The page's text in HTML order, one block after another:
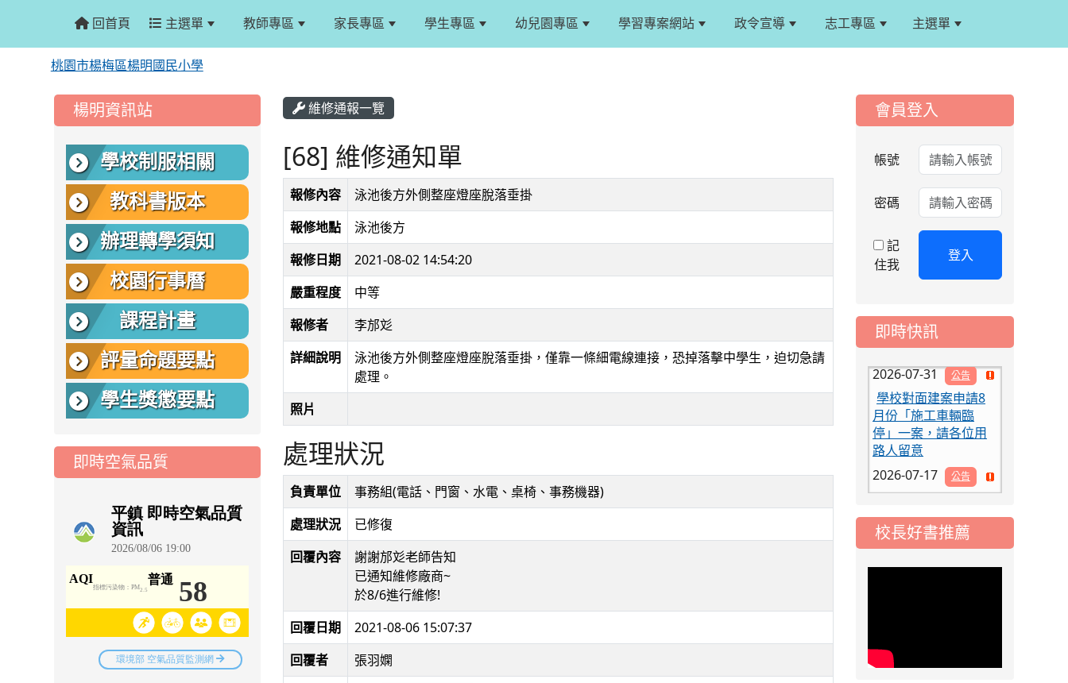
回首頁 主選單 教師專區 家長專區 學生專區 幼兒園專區 學習專案網站 政令宣導 志工專區 主選單
桃園市楊梅區楊明國民小學
維修通報一覽
[68] 維修通知單
報修內容
泳池後方外側整座燈座脫落垂掛
報修地點
泳池後方
報修日期
2021-08-02 14:54:20
嚴重程度
中等
報修者
李邡彣
詳細說明
泳池後方外側整座燈座脫落垂掛，僅靠一條細電線連接，恐掉落擊中學生，迫切急請
處理。
照片
處理狀況
負責單位
事務組(電話、門窗、水電、桌椅、事務機器)
處理狀況
已修復
回覆內容
謝謝邡彣老師告知
已通知維修廠商~
於8/6進行維修!
回覆日期
2021-08-06 15:07:37
回覆者
張羽嫻
::: 楊明資訊站
學校制服相關
教科書版本
辦理轉學須知
校園行事曆
課程計畫
評量命題要點
學生獎懲要點
即時空氣品質
::: 會員登入
帳號
密碼
記
住我
登入
即時快訊
2026-08-06
公告
115年桃園市運動會國
小游泳比賽楊梅區代
2026-08-05
重要
115學年度課後照顧
服務班教師甄選簡章
2026-08-03
五年級常態編班結果
公告
學校對面建案申請8
月份「施工車輛臨
停」一案，請各位用
路人留意
2026-07-17
公告-115年桃園市運
動會國小游泳比賽楊
梅區代表選手 集訓及
比賽通知
2026-08-06
公告
115年桃園市運動會國
115學年度課後照顧
服務班教師甄選簡章
校長好書推薦